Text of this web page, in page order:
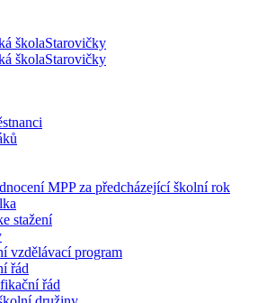
školaStarovičky
školaStarovičky
MPP za předcházející školní rok
stažení
vzdělávací program
řád
řád